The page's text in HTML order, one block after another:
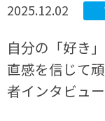
2025.12.02
自分の「好き
直感を信じて
者インタビュ